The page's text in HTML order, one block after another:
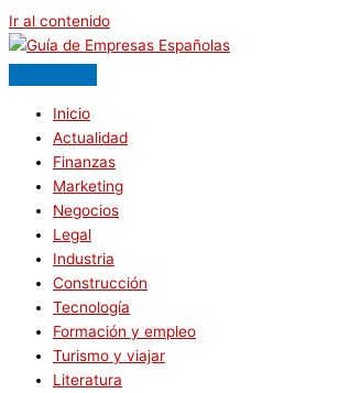
Ir al contenido
Inicio
Actualidad
Finanzas
Marketing
Negocios
Legal
Industria
Construcción
Tecnología
Formación y empleo
Turismo y viajar
Literatura